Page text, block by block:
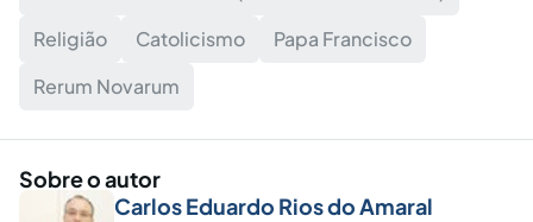
Religião
Catolicismo
Papa Francisco
Rerum Novarum
Sobre o autor
Carlos Eduardo Rios do Amaral